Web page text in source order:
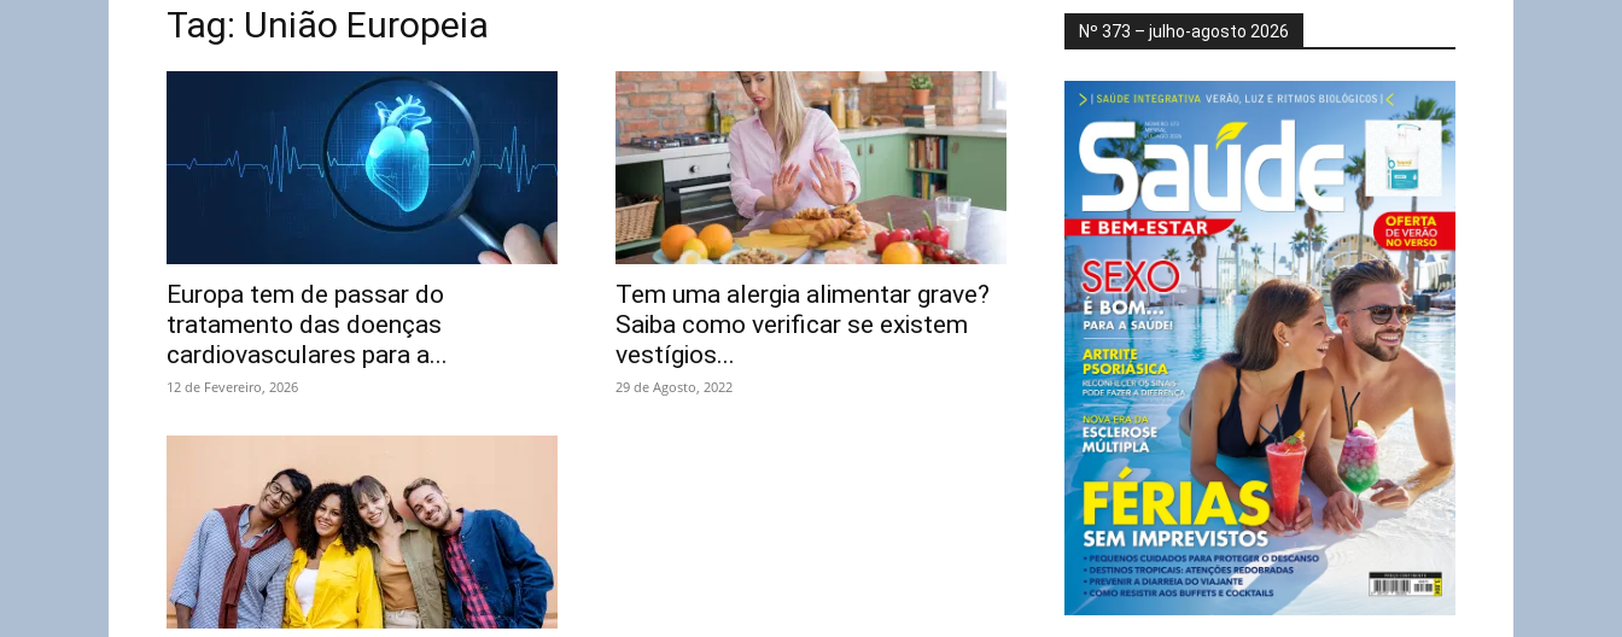
Tag: União Europeia
Europa tem de passar do
tratamento das doenças
cardiovasculares para a...
12 de Fevereiro, 2026
Tem uma alergia alimentar grave?
Saiba como verificar se existem
vestígios...
29 de Agosto, 2022
Nº 373 – julho-agosto 2026